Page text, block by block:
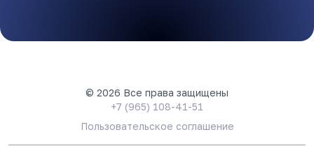
© 2026 Все права защищены
+7 (965) 108-41-51
Пользовательское соглашение